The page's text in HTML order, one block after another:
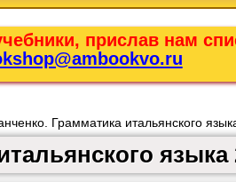
прислав нам
Грамматика итальянского